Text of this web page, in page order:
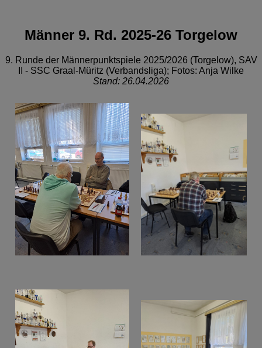
Männer 9. Rd. 2025-26 Torgelow
9. Runde der Männerpunktspiele 2025/2026 (Torgelow), SAV
II - SSC Graal-Müritz (Verbandsliga); Fotos: Anja Wilke
Stand: 26.04.2026